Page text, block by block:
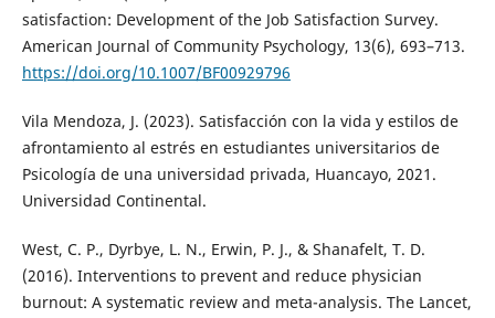
satisfaction: Development of the Job Satisfaction Survey.
American Journal of Community Psychology, 13(6), 693–713.
https://doi.org/10.1007/BF00929796
Vila Mendoza, J. (2023). Satisfacción con la vida y estilos de
afrontamiento al estrés en estudiantes universitarios de
Psicología de una universidad privada, Huancayo, 2021.
Universidad Continental.
West, C. P., Dyrbye, L. N., Erwin, P. J., & Shanafelt, T. D.
(2016). Interventions to prevent and reduce physician
burnout: A systematic review and meta-analysis. The Lancet,